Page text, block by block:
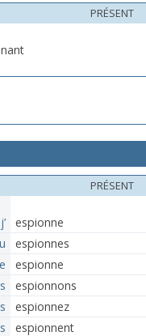
PRÉSENT
PRÉSENT
j’
espionne
espionnes
espionne
espionnons
espionnez
espionnent